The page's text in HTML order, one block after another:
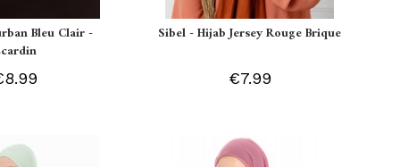
Bleu Clair -
Sibel - Hijab Jersey Rouge Brique
€7.99